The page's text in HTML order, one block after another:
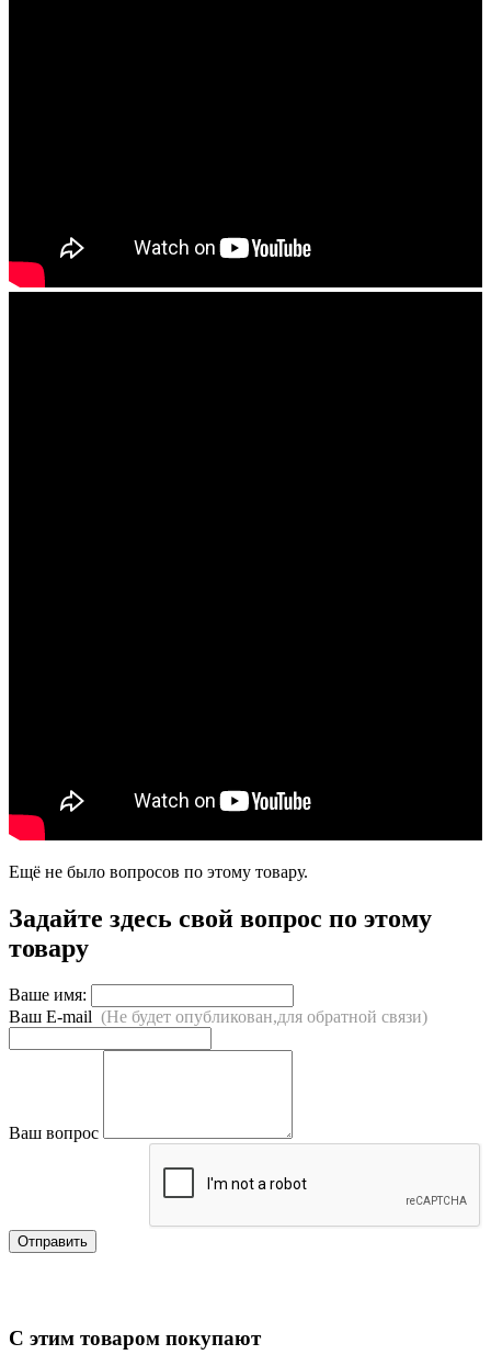
Ещё не было вопросов по этому товару.
Задайте здесь свой вопрос по этому
товару
Ваше имя:
Ваш E-mail (Не будет опубликован,для обратной связи)
Ваш вопрос
Отправить
С этим товаром покупают